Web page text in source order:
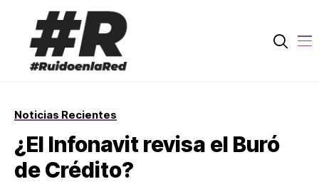
Noticias Recientes
¿El Infonavit revisa el Buró
de Crédito?